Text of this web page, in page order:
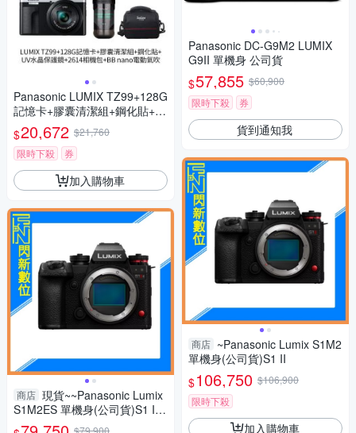
Panasonic LUMIX TZ99+128G
記憶卡+膠囊清潔組+鋼化貼+水
晶保護鏡+2614相機包+NITEC
ORE BB nano 迷你電動氣吹
(公司貨)
$20,672 $21,760
限時下殺
券
加入購物車
商店 現貨~~Panasonic Lumix
S1M2ES 單機身(公司貨)S1 II
ES
Panasonic DC-G9M2 LUMIX
G9II 單機身 公司貨
$57,855 $60,900
限時下殺
券
貨到通知我
商店 ~Panasonic Lumix S1M2
單機身(公司貨)S1 II
$106,750 $106,900
限時下殺
加入購物車